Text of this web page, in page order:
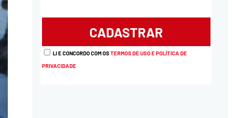
LI E CONCORDO COM OSTERMOS DE USO E POLÍTICA DE
PRIVACIDADE